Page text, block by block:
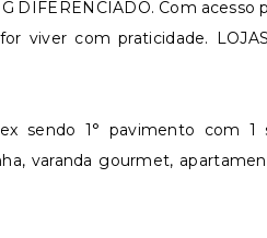
DIFERENCIADO. Com acesso
viver com praticidade.
sendo 1° pavimento com 1
varanda gourmet,